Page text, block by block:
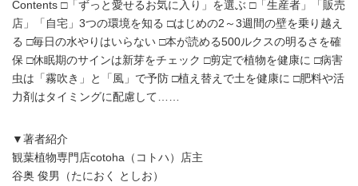
Contents □「ずっと愛せるお気に入り」を選ぶ □「生産者」「販売
店」「自宅」3つの環境を知る □はじめの2～3週間の壁を乗り越え
る □毎日の水やりはいらない □本が読める500ルクスの明るさを確
保 □休眠期のサインは新芽をチェック □剪定で植物を健康に □病害
虫は「霧吹き」と「風」で予防 □植え替えで土を健康に □肥料や活
力剤はタイミングに配慮して……
▼著者紹介
観葉植物専門店cotoha（コトハ）店主
谷奥 俊男（たにおく としお）